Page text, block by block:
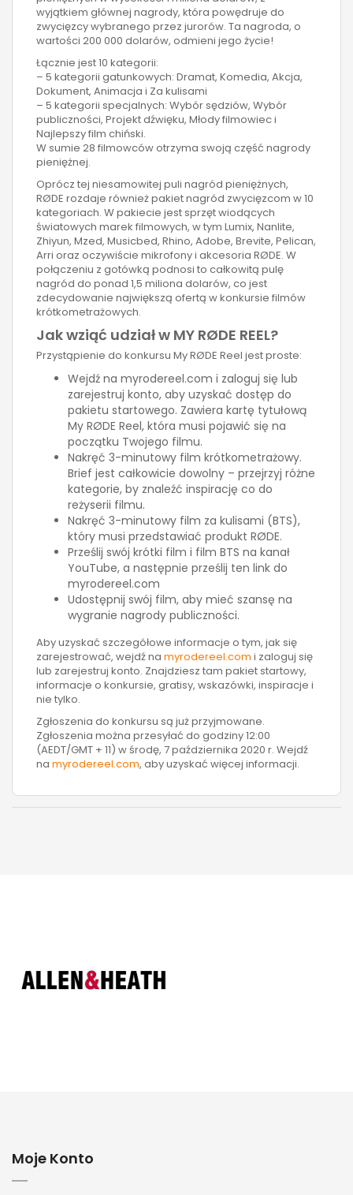
wyjątkiem głównej nagrody, która powędruje do
zwycięzcy wybranego przez jurorów. Ta nagroda, o
wartości 200 000 dolarów, odmieni jego życie!
Łącznie jest 10 kategorii:
– 5 kategorii gatunkowych: Dramat, Komedia, Akcja,
Dokument, Animacja i Za kulisami
– 5 kategorii specjalnych: Wybór sędziów, Wybór
publiczności, Projekt dźwięku, Młody filmowiec i
Najlepszy film chiński.
W sumie 28 filmowców otrzyma swoją część nagrody
pieniężnej.
Oprócz tej niesamowitej puli nagród pieniężnych,
RØDE rozdaje również pakiet nagród zwycięzcom w 10
kategoriach. W pakiecie jest sprzęt wiodących
światowych marek filmowych, w tym Lumix, Nanlite,
Zhiyun, Mzed, Musicbed, Rhino, Adobe, Brevite, Pelican,
Arri oraz oczywiście mikrofony i akcesoria RØDE. W
połączeniu z gotówką podnosi to całkowitą pulę
nagród do ponad 1,5 miliona dolarów, co jest
zdecydowanie największą ofertą w konkursie filmów
krótkometrażowych.
Jak wziąć udział w MY RØDE REEL?
Przystąpienie do konkursu My RØDE Reel jest proste:
Wejdź na myrodereel.com i zaloguj się lub
zarejestruj konto, aby uzyskać dostęp do
pakietu startowego. Zawiera kartę tytułową
My RØDE Reel, która musi pojawić się na
początku Twojego filmu.
Nakręć 3-minutowy film krótkometrażowy.
Brief jest całkowicie dowolny – przejrzyj różne
kategorie, by znaleźć inspirację co do
reżyserii filmu.
Nakręć 3-minutowy film za kulisami (BTS),
który musi przedstawiać produkt RØDE.
Prześlij swój krótki film i film BTS na kanał
YouTube, a następnie prześlij ten link do
myrodereel.com
Udostępnij swój film, aby mieć szansę na
wygranie nagrody publiczności.
Aby uzyskać szczegółowe informacje o tym, jak się
zarejestrować, wejdź na myrodereel.com i zaloguj się
lub zarejestruj konto. Znajdziesz tam pakiet startowy,
informacje o konkursie, gratisy, wskazówki, inspiracje i
nie tylko.
Zgłoszenia do konkursu są już przyjmowane.
Zgłoszenia można przesyłać do godziny 12:00
(AEDT/GMT + 11) w środę, 7 października 2020 r. Wejdź
na myrodereel.com, aby uzyskać więcej informacji.
Moje Konto